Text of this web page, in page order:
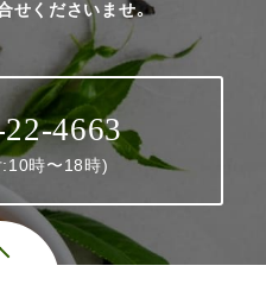
せくださいませ。
4663
時〜18時)